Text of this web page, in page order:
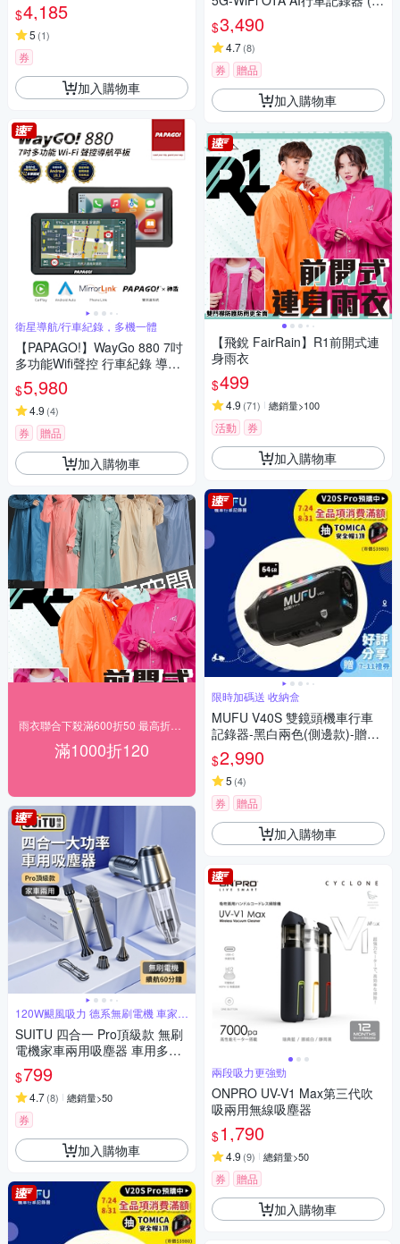
螢幕、WIFI連接、語音操作、
GPS測速 (贈64GB記憶卡)
$4,185
5 (1)
券
加入購物車
衛星導航/行車紀錄，多機一體
【PAPAGO!】WayGo 880 7吋
多功能Wifi聲控 行車紀錄 導航
平板(行車記錄/Carplay/神盾)~
急
$5,980
4.9 (4)
券 贈品
加入購物車
滿1000折120
120W颶風吸力 德系無刷電機 車家兩
SUITU 四合一 Pro頂級款 無刷
電機家車兩用吸塵器 車用多功
能吸吹充抽除塵器 汽車吹氣機
打氣機
$799
4.7(8) 總銷量>50
券
加入購物車
64G記憶卡)
$3,490
4.7(8)
券 贈品
加入購物車
【飛銳 FairRain】R1前開式連
身雨衣
$499
4.9 (71) 總銷量>100
活動 券
加入購物車
限時加碼送 收納盒
MUFU V40S 雙鏡頭機車行車
記錄器-黑白兩色(側邊款)-贈64
GB記憶卡
$2,990
5 (4)
券 贈品
加入購物車
兩段吸力更強勁
ONPRO UV-V1 Max第三代吹
吸兩用無線吸塵器
$1,790
4.9 (9) 總銷量>50
券 贈品
加入購物車